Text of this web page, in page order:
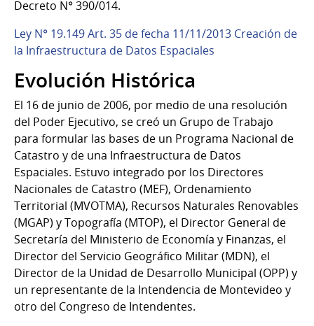
Decreto N° 390/014.
Ley N° 19.149 Art. 35 de fecha 11/11/2013 Creación de
la Infraestructura de Datos Espaciales
Evolución Histórica
El 16 de junio de 2006, por medio de una resolución
del Poder Ejecutivo, se creó un Grupo de Trabajo
para formular las bases de un Programa Nacional de
Catastro y de una Infraestructura de Datos
Espaciales. Estuvo integrado por los Directores
Nacionales de Catastro (MEF), Ordenamiento
Territorial (MVOTMA), Recursos Naturales Renovables
(MGAP) y Topografía (MTOP), el Director General de
Secretaría del Ministerio de Economía y Finanzas, el
Director del Servicio Geográfico Militar (MDN), el
Director de la Unidad de Desarrollo Municipal (OPP) y
un representante de la Intendencia de Montevideo y
otro del Congreso de Intendentes.